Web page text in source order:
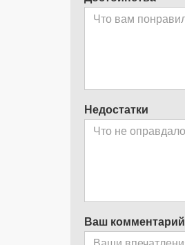
Недостатки
Ваш комментарий